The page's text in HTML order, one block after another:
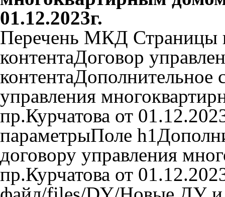
01.12.2023г.
Перечень МКД Страницы
контентаДоговор
контентаДополнительное
управления
пр.Курчатова от
параметрыПоле
договору управления
пр.Курчатова от